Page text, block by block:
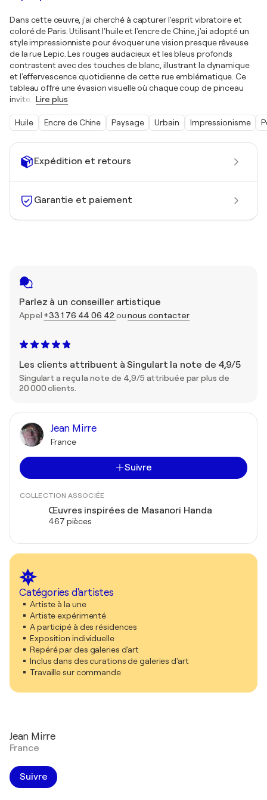
Expédition et retours
Garantie et paiement
Parlez à un conseiller artistique
Appel +33 1 76 44 06 42 ounous contacter
Les clients attribuent à Singulart la note de 4,9/5
Singulart a reçu la note de 4,9/5 attribuée par plus de
20 000 clients.
Jean Mirre
France
Suivre
COLLECTION ASSOCIÉE
Œuvres inspirées de Masanori Handa
467 pièces
Catégories d'artistes
Artiste à la une
Artiste expérimenté
A participé à des résidences
Exposition individuelle
Repéré par des galeries d'art
Inclus dans des curations de galeries d'art
Travaille sur commande
Dans cette œuvre, j'ai cherché à capturer l'esprit vibratoire et
coloré de Paris. Utilisant l'huile et l'encre de Chine, j'ai adopté un
style impressionniste pour évoquer une vision presque rêveuse
de la rue Lepic. Les rouges audacieux et les bleus profonds
contrastent avec des touches de blanc, illustrant la dynamique
et l'effervescence quotidienne de cette rue emblématique. Ce
tableau offre une évasion visuelle où chaque coup de pinceau
invite
Lire plus
Huile Encre de Chine Paysage Urbain Impressionisme
Jean Mirre
France
Suivre